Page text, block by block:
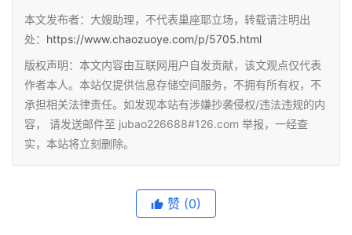
本文发布者：大嫂助理，不代表巢座耶立场，转载请注明出
处： https://www.chaozuoye.com/p/5705.html
版权声明：本文内容由互联网用户自发贡献，该文观点仅代表
作者本人。本站仅提供信息存储空间服务，不拥有所有权，不
承担相关法律责任。如发现本站有涉嫌抄袭侵权/违法违规的内
容， 请发送邮件至 jubao226688#126.com 举报，一经查
实，本站将立刻删除。
赞 (0)